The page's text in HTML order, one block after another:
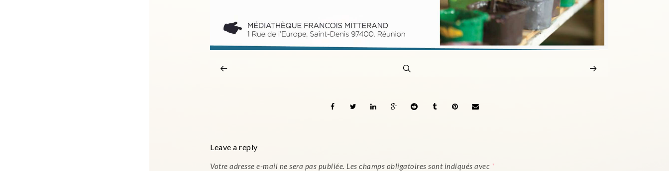
Leave a reply
Votre adresse e-mail ne sera pas publiée. Les champs obligatoires sont indiqués avec *